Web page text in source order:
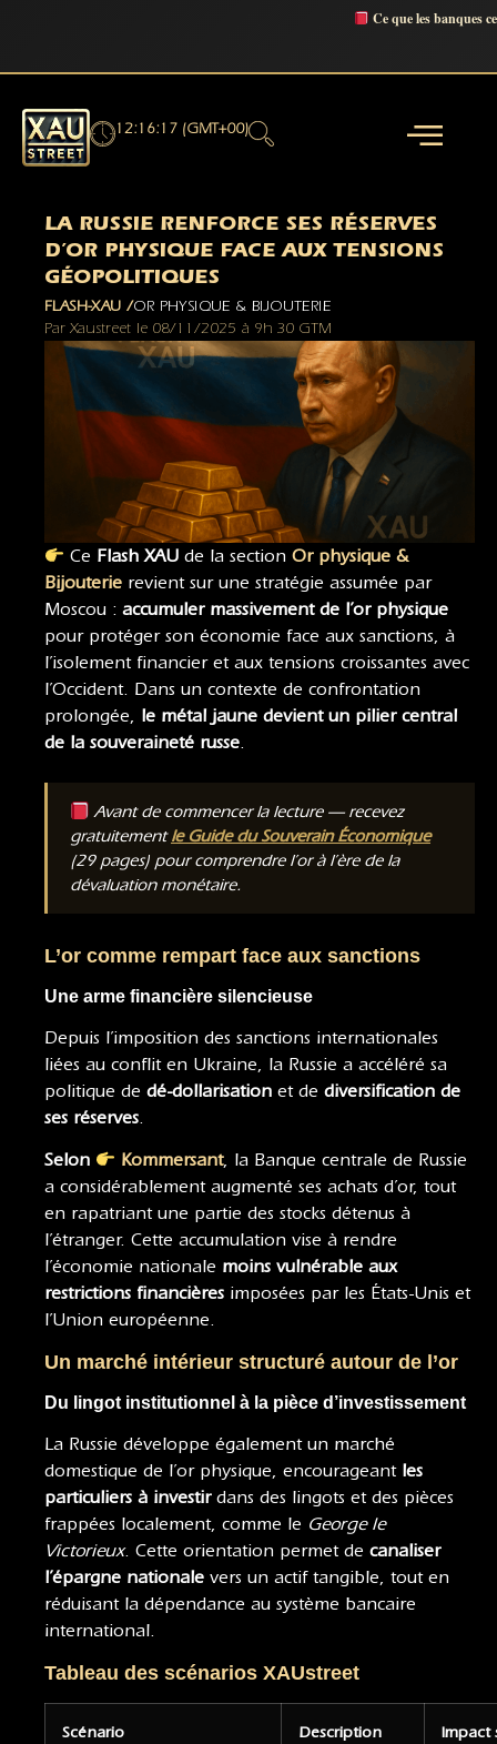
Ce que les banques
12:16:18 (GMT+00)
LA RUSSIE RENFORCE SES RÉSERVES
D’OR PHYSIQUE FACE AUX TENSIONS
GÉOPOLITIQUES
FLASH-XAU /OR PHYSIQUE & BIJOUTERIE
Par Xaustreet le 08/11/2025 à 9h 30 GTM
Ce Flash XAU de la sectionOr physique &
Bijouterie revient sur une stratégie assumée par
Moscou : accumuler massivement de l’or physique
pour protéger son économie face aux sanctions, à
l’isolement financier et aux tensions croissantes avec
l’Occident. Dans un contexte de confrontation
prolongée, le métal jaune devient un pilier central
de la souveraineté russe.
Avant de commencer la lecture — recevez
gratuitementle Guide du Souverain Économique
(29 pages) pour comprendre l’or à l’ère de la
dévaluation monétaire.
L’or comme rempart face aux sanctions
Une arme financière silencieuse
Depuis l’imposition des sanctions internationales
liées au conflit en Ukraine, la Russie a accéléré sa
politique de dé-dollarisation et de diversification de
ses réserves.
Selon Kommersant, la Banque centrale de Russie
a considérablement augmenté ses achats d’or, tout
en rapatriant une partie des stocks détenus à
l’étranger. Cette accumulation vise à rendre
l’économie nationale moins vulnérable aux
restrictions financières imposées par les États-Unis et
l’Union européenne.
Un marché intérieur structuré autour de l’or
Du lingot institutionnel à la pièce d’investissement
La Russie développe également un marché
domestique de l’or physique, encourageant les
particuliers à investirdans des lingots et des pièces
frappées localement, comme le George le
Victorieux. Cette orientation permet de canaliser
l’épargne nationale vers un actif tangible, tout en
réduisant la dépendance au système bancaire
international.
Tableau des scénarios XAUstreet
Scénario Description
Impact